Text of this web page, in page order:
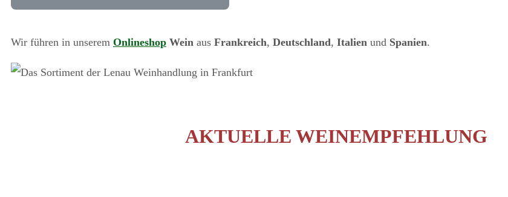
Wir führen in unserem Onlineshop Wein aus Frankreich, Deutschland, Italien und Spanien.
AKTUELLE WEINEMPFEHLUNG